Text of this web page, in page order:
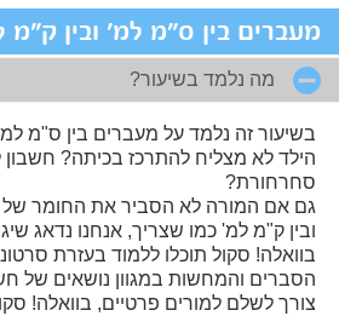
מעברים בין ס"מ למ' ובין ק"מ
מה נלמד בשיעור?
בשיעור זה נלמד על מעברים בין ס"מ
הילד לא מצליח להתרכז בכיתה? חשבון
סחרחורת?
גם אם המורה לא הסביר את החומר של
ובין ק"מ למ' כמו שצריך, אנחנו נדאג
בוואלה! סקול תוכלו ללמוד בעזרת
הסברים והמחשות במגוון נושאים של
צורך לשלם למורים פרטיים, בוואלה!